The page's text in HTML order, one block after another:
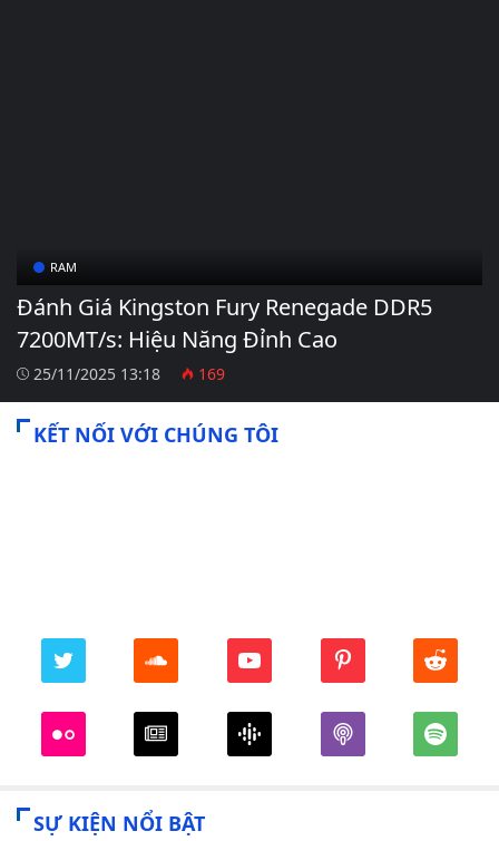
RAM
Đánh Giá Kingston Fury Renegade DDR5
7200MT/s: Hiệu Năng Đỉnh Cao
25/11/2025 13:18 169
KẾT NỐI VỚI CHÚNG TÔI
SỰ KIỆN NỔI BẬT